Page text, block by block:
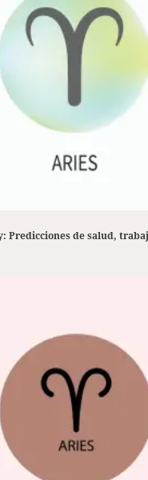
Predicciones de salud,